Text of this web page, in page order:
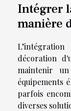
Intégrer
manière
décoration
maintenir
équipements
parfois
diverses